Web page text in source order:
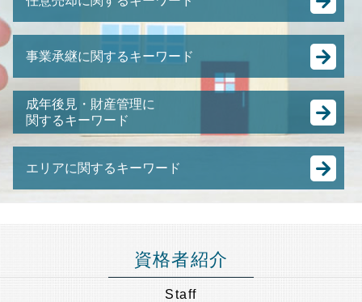
公正証書遺言 証人
譲渡 所得税 相続
相続税 修正申告
遺言 とは
相続 寄与分
遺留分 兄弟
遺留分 侵害
公正証書遺言 もめる
生前贈与 遺留分
強制 競売 とは
任意売却 方法
裁判所 競売
競売 とは
任意売却 費用
不動産 競売
事業承継に関するキーワード
株式 の 譲渡
日本 m&a
事業承継 とは
特定承継 とは
有限会社 事業承継
M&A 株式譲渡
成年後見・財産管理に
関するキーワード
成年後見人 なれる人
認知症 預金管理
任意 後見人 できること
親 後見人 になるには
成年後見人とは わかりやすく
エリアに関するキーワード
相続 港区 弁護士 相談
任意売却 品川区 弁護士 相談
不動産相続 千葉県 弁護士 相談
相続 世田谷区 弁護士 相談
資格者紹介
Staff